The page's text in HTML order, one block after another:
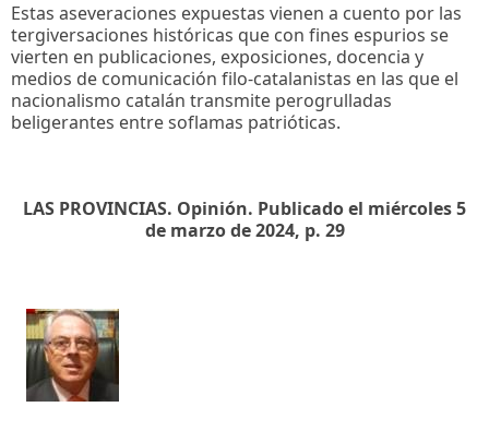
Estas aseveraciones expuestas vienen a cuento por las
tergiversaciones históricas que con fines espurios se
vierten en publicaciones, exposiciones, docencia y
medios de comunicación filo-catalanistas en las que el
nacionalismo catalán transmite perogrulladas
beligerantes entre soflamas patrióticas.
LAS PROVINCIAS. Opinión. Publicado el miércoles 5
de marzo de 2024, p. 29